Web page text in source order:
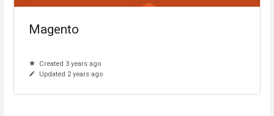
Magento
Created 3 years ago
Updated 2 years ago